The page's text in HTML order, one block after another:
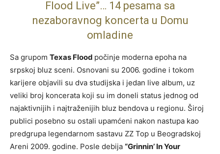
Flood Live”… 14 pesama sa
nezaboravnog koncerta u Domu
omladine
Sa grupom Texas Flood počinje moderna epoha na
srpskoj bluz sceni. Osnovani su 2006. godine i tokom
karijere objavili su dva studijska i jedan live album, uz
veliki broj koncerata koji su im doneli status jednog od
najaktivnijih i najtraženijih bluz bendova u regionu. Široj
publici posebno su ostali upamćeni nakon nastupa kao
predgrupa legendarnom sastavu ZZ Top u Beogradskoj
Areni 2009. godine. Posle debija “Grinnin’ In Your